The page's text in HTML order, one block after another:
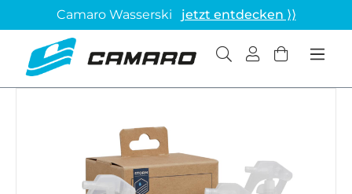
Camaro Wasserski jetzt entdecken ⟩⟩